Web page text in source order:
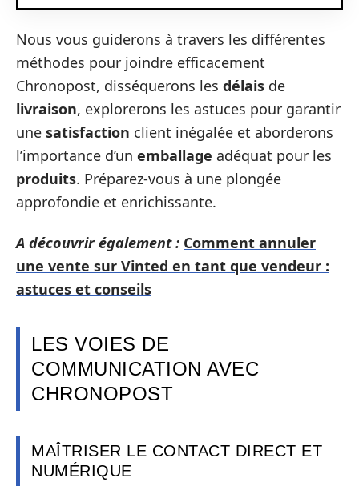
Nous vous guiderons à travers les différentes
méthodes pour joindre efficacement
Chronopost, disséquerons les délais de
livraison, explorerons les astuces pour garantir
une satisfaction client inégalée et aborderons
l’importance d’un emballage adéquat pour les
produits. Préparez-vous à une plongée
approfondie et enrichissante.
A découvrir également : Comment annuler
une vente sur Vinted en tant que vendeur :
astuces et conseils
LES VOIES DE
COMMUNICATION AVEC
CHRONOPOST
MAÎTRISER LE CONTACT DIRECT ET
NUMÉRIQUE